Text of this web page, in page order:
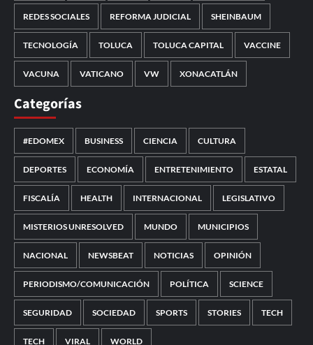
REDES SOCIALES REFORMA JUDICIAL SHEINBAUM
TECNOLOGÍA TOLUCA TOLUCA CAPITAL VACCINE
VACUNA VATICANO VW XONACATLÁN
Categorías
#EDOMEX BUSINESS CIENCIA CULTURA
DEPORTES ECONOMÍA ENTRETENIMIENTO ESTATAL
FISCALÍA HEALTH INTERNACIONAL LEGISLATIVO
MISTERIOS UNRESOLVED MUNDO MUNICIPIOS
NACIONAL NEWSBEAT NOTICIAS OPINIÓN
PERIODISMO/COMUNICACIÓN POLÍTICA SCIENCE
SEGURIDAD SOCIEDAD SPORTS STORIES TECH
TECH VIRAL WORLD